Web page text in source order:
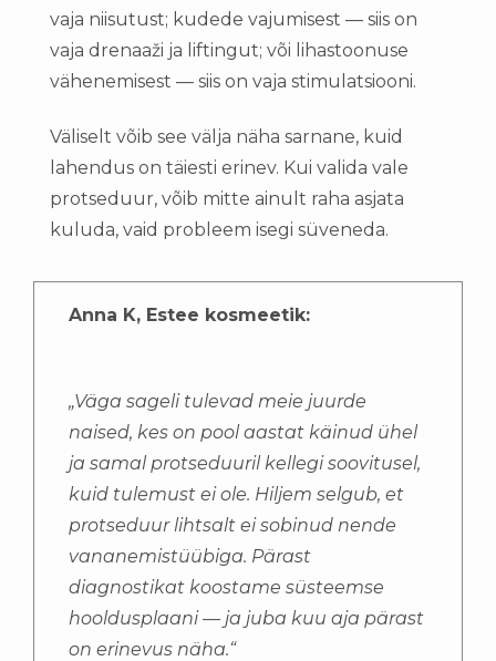
vaja niisutust; kudede vajumisest — siis on
vaja drenaaži ja liftingut; või lihastoonuse
vähenemisest — siis on vaja stimulatsiooni.
Väliselt võib see välja näha sarnane, kuid
lahendus on täiesti erinev. Kui valida vale
protseduur, võib mitte ainult raha asjata
kuluda, vaid probleem isegi süveneda.
Anna K, Estee kosmeetik:
„Väga sageli tulevad meie juurde
naised, kes on pool aastat käinud ühel
ja samal protseduuril kellegi soovitusel,
kuid tulemust ei ole. Hiljem selgub, et
protseduur lihtsalt ei sobinud nende
vananemistüübiga. Pärast
diagnostikat koostame süsteemse
hooldusplaani — ja juba kuu aja pärast
on erinevus näha.“